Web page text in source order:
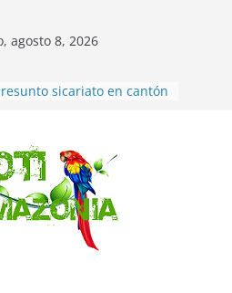
agosto 8, 2026
sicariato en cantón
fueron encontrados
en Puerto lopez
a 34 años de prisión a
en caso de Alison,
Tena
el arquero sensación de
ya llegó para